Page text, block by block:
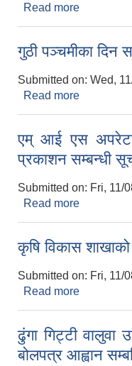
Read more
गुठी पञ्चमीका दिन
Submitted on: Wed,
Read more
एम् आई एस
प्रकाशन सम्बन्धी
Submitted on: Fri, 11/
Read more
कृषि विकास
Submitted on: Fri, 11/
Read more
ढुंगा गिट्टी वालुवा
बोलपत्र आह्वान